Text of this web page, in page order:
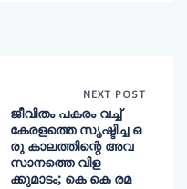
NEXT POST
ജീവിതം പകരം വച്ച്
കേരളത്തെ സൃഷ്ടിച്ച ഒ
രു കാലത്തിന്റെ അവ
സാനത്തെ വിള
ക്കുമാടം; കെ കെ രമ